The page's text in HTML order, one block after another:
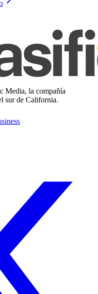
Media, la compañía
sur de California.